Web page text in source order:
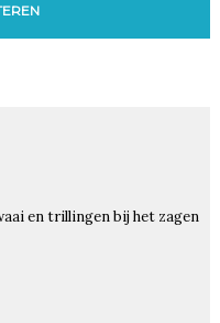
en trillingen bij het zagen